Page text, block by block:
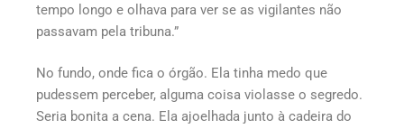
tempo longo e olhava para ver se as vigilantes não
passavam pela tribuna.”
No fundo, onde fica o órgão. Ela tinha medo que
pudessem perceber, alguma coisa violasse o segredo.
Seria bonita a cena. Ela ajoelhada junto à cadeira do